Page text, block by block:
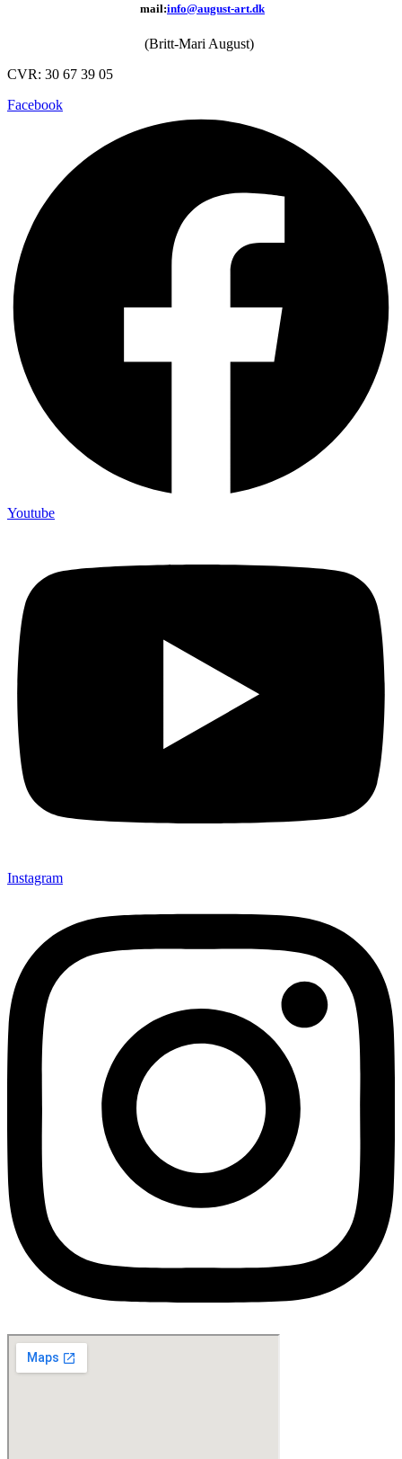
mail:info@august-art.dk
(Britt-Mari August)
CVR: 30 67 39 05
Facebook
Youtube
Instagram